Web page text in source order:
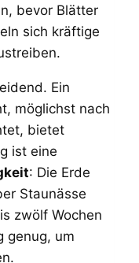
bevor Blätter
sich kräftige
Ein
möglichst nach
bietet
ist eine
: Die Erde
Staunässe
zwölf Wochen
genug, um